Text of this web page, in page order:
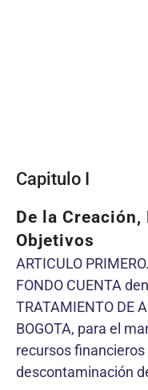
Capitulo I
De la
Objetivos
ARTICULO
FONDO CUENTA
TRATAMIENTO DE
BOGOTA, para el
recursos
descontaminación